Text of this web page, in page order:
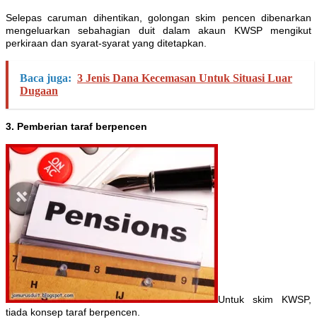
Selepas caruman dihentikan, golongan skim pencen dibenarkan
mengeluarkan sebahagian duit dalam akaun KWSP mengikut
perkiraan dan syarat-syarat yang ditetapkan.
Baca juga: 3 Jenis Dana Kecemasan Untuk Situasi Luar
Dugaan
3. Pemberian taraf berpencen
Untuk skim KWSP,
tiada konsep taraf berpencen.